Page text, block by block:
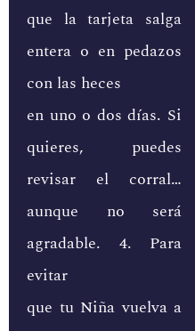
que la tarjeta salga
entera o en pedazos
con las heces
en uno o dos días. Si
quieres, puedes
revisar el corral…
aunque no será
agradable. 4. Para
evitar
que tu Niña vuelva a